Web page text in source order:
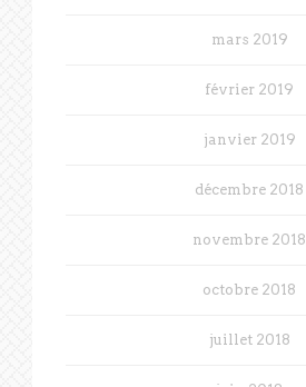
mars 2019
février 2019
janvier 2019
décembre 2018
novembre 2018
octobre 2018
juillet 2018